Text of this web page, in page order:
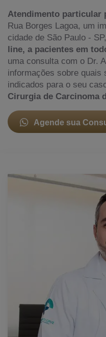
Atendimento particular
Rua Borges Lagoa, um
cidade de São Paulo -
line, a pacientes em
uma consulta com o Dr.
informações sobre quais
indicados para o seu
Cirurgia de Carcinoma
Agende sua